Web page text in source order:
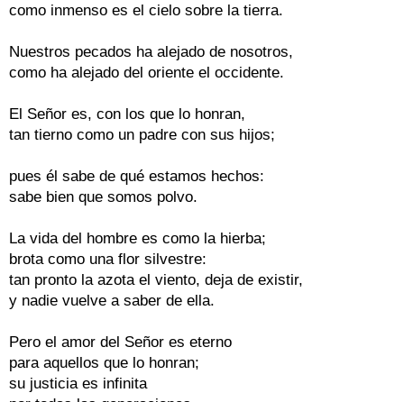
como inmenso es el cielo sobre la tierra.
Nuestros pecados ha alejado de nosotros,
como ha alejado del oriente el occidente.
El Señor es, con los que lo honran,
tan tierno como un padre con sus hijos;
pues él sabe de qué estamos hechos:
sabe bien que somos polvo.
La vida del hombre es como la hierba;
brota como una flor silvestre:
tan pronto la azota el viento, deja de existir,
y nadie vuelve a saber de ella.
Pero el amor del Señor es eterno
para aquellos que lo honran;
su justicia es infinita